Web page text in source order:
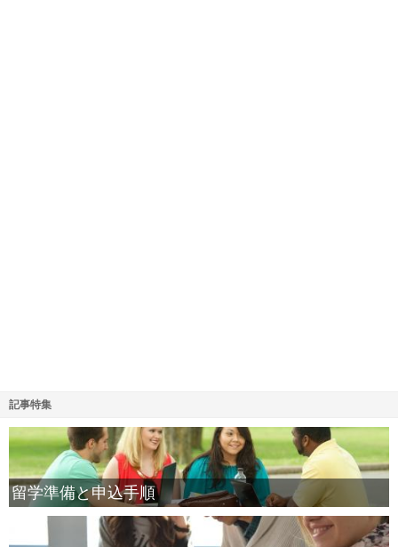
記事特集
留学準備と申込手順